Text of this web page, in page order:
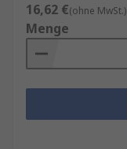
16,62 €(ohne MwSt.)
Menge